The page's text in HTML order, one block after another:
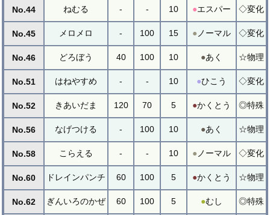
No.44 ねむる - - 10 ●エスパー ◇変化
No.45 メロメロ - 100 15 ● ノーマル ◇変化
No.46 どろぼう 40 100 10 ●あく ☆物理
No.51 はねやすめ - - 10 ●ひこう ◇変化
No.52 きあいだま 120 70 5 ●かくとう ◎特殊
No.56 なげつける - 100 10 ●あく ☆物理
No.58 こらえる - - 10 ● ノーマル ◇変化
No.60 ドレインパンチ 60 100 5 ●かくとう ☆物理
No.62 ぎんいろのかぜ 60 100 5 ●むし ◎特殊